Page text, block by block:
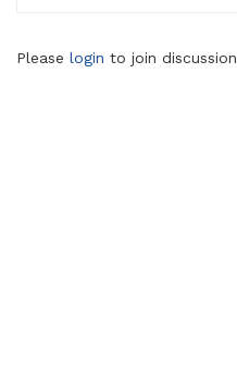
Please login to join discussion